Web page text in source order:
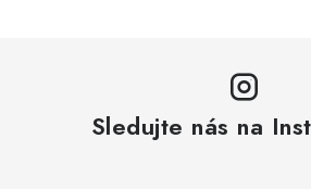
Sledujte nás na